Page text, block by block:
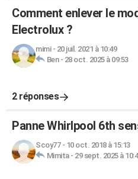
Comment enlever le
Electrolux ?
mimi- 20 juil. 2021 à 10:49
Ben- 28 oct. 2025 à 09:53
2 réponses
Panne Whirlpool 6th
Scoy77- 10 oct. 2018 à 15:13
Mimita- 29 sept. 2025 à